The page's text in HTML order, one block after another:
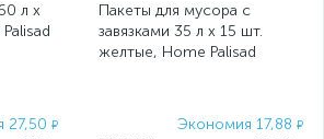
л x
27,50 ₽
Пакеты для мусора с
завязками 35 л x 15 шт.
желтые, Home Palisad
Экономия 17,88 ₽